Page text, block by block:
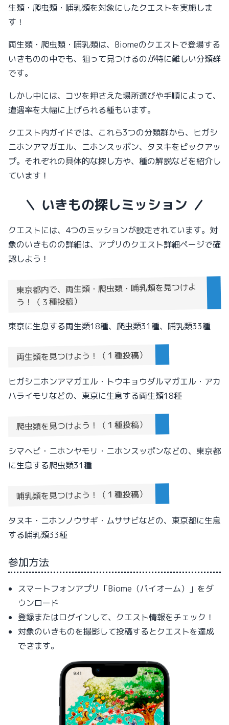
生類・爬虫類・哺乳類を対象にしたクエストを実施しま
す！
両生類・爬虫類・哺乳類は、Biomeのクエストで登場する
いきものの中でも、狙って見つけるのが特に難しい分類群
です。
しかし中には、コツを押さえた場所選びや手順によって、
遭遇率を大幅に上げられる種もいます。
クエスト内ガイドでは、これら3つの分類群から、ヒガシ
ニホンアマガエル、ニホンスッポン、タヌキをピックアッ
プ。それぞれの具体的な探し方や、種の解説などを紹介し
ています！
いきもの探しミッション
クエストには、4つのミッションが設定されています。対
象のいきものの詳細は、アプリのクエスト詳細ページで確
認しよう！
東京都内で、両生類・爬虫類・哺乳類を見つけよ
う！（３種投稿）
東京に生息する両生類18種、爬虫類31種、哺乳類33種
両生類を見つけよう！（１種投稿）
ヒガシニホンアマガエル・トウキョウダルマガエル・アカ
ハライモリなどの、東京に生息する両生類18種
爬虫類を見つけよう！（１種投稿）
シマヘビ・ニホンヤモリ・ニホンスッポンなどの、東京都
に生息する爬虫類31種
哺乳類を見つけよう！（１種投稿）
タヌキ・ニホンノウサギ・ムササビなどの、東京都に生息
する哺乳類33種
参加方法
スマートフォンアプリ「Biome（バイオーム）」をダ
ウンロード
登録またはログインして、クエスト情報をチェック！
対象のいきものを撮影して投稿するとクエストを達成
できます。